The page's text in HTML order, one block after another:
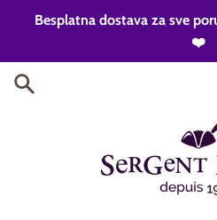
Besplatna dostava za sve
❤️